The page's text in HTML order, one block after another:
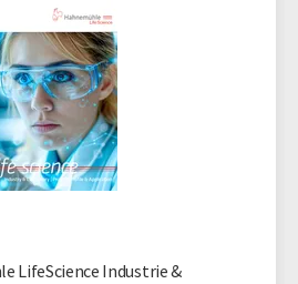
LifeScience Industrie &